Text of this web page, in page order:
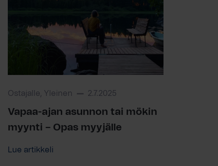
Ostajalle, Yleinen 2.7.2025
Vapaa-ajan asunnon tai mökin
myynti – Opas myyjälle
Lue artikkeli